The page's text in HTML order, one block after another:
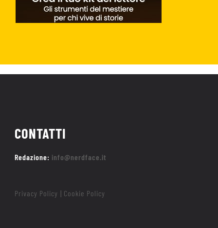
CONTATTI
Redazione: info@nerdface.it
Privacy Policy Cookie Policy